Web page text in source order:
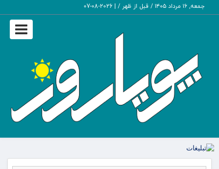
جمعه, ۱۶ مرداد ۱۴۰۵ / قبل از ظهر / |
2026-08-07
Toggle